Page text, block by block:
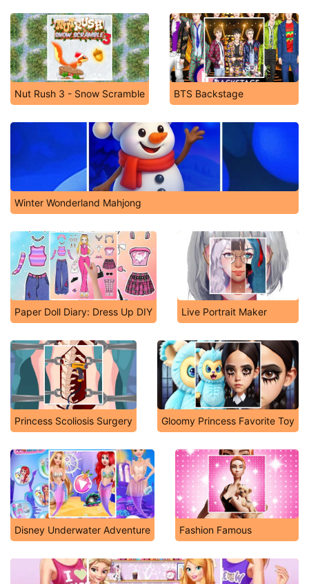
Nut Rush 3 - Snow Scramble BTS Backstage
Winter Wonderland Mahjong
Paper Doll Diary: Dress Up DIY Live Portrait Maker
Princess Scoliosis Surgery Gloomy Princess Favorite Toy
Disney Underwater Adventure Fashion Famous